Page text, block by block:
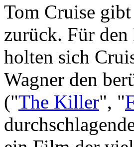
Tom Cruise
zurück. Für
holten sich
Wagner den
("The Killer", "